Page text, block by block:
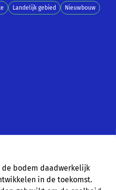
Landelijk gebied Nieuwbouw
de bodem daadwerkelijk
in de toekomst.